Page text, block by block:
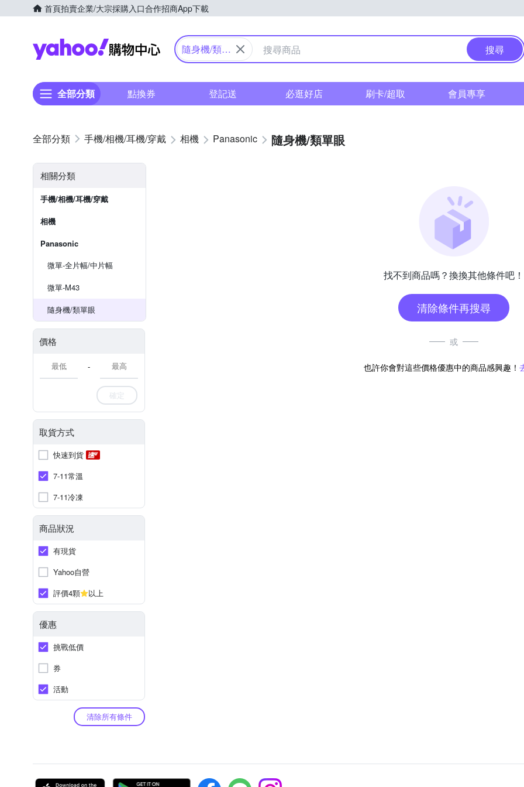
首頁拍賣企業/大宗採購入口合作招商App下載
Yahoo購物中心
隨身機/類單
搜尋
全部分類 點換券 登記送 必逛好店 刷卡/超取 會員專享
手機/相機/耳機/穿戴 相機 Panasonic 隨身機/類單眼
相關分類
手機/相機/耳機/穿戴
相機
Panasonic
微單-全片幅/中片幅
微單-M43
隨身機/類單眼
價格
-
確定
取貨方式
快速到貨
7-11常溫
7-11冷凍
商品狀況
有現貨
Yahoo自營
評價4顆
以上
優惠
挑戰低價
券
活動
清除所有條件
找不到商品嗎？換換其他條件吧！
清除條件再搜尋
或
也許你會對這些價格優惠中的商品感興趣！